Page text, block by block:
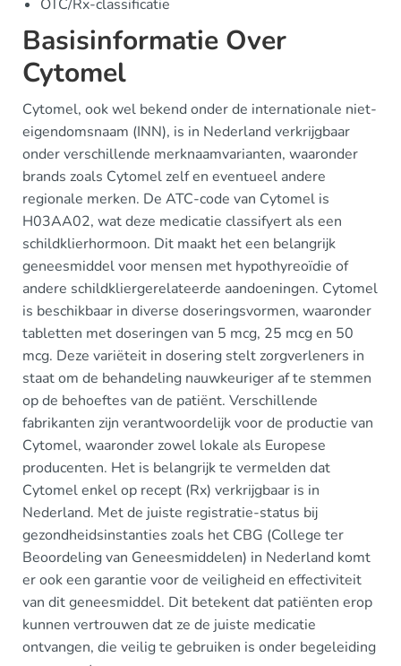
OTC/Rx-classificatie
Basisinformatie Over
Cytomel
Cytomel, ook wel bekend onder de internationale niet-
eigendomsnaam (INN), is in Nederland verkrijgbaar
onder verschillende merknaamvarianten, waaronder
brands zoals Cytomel zelf en eventueel andere
regionale merken. De ATC-code van Cytomel is
H03AA02, wat deze medicatie classifyert als een
schildklierhormoon. Dit maakt het een belangrijk
geneesmiddel voor mensen met hypothyreoïdie of
andere schildkliergerelateerde aandoeningen. Cytomel
is beschikbaar in diverse doseringsvormen, waaronder
tabletten met doseringen van 5 mcg, 25 mcg en 50
mcg. Deze variëteit in dosering stelt zorgverleners in
staat om de behandeling nauwkeuriger af te stemmen
op de behoeftes van de patiënt. Verschillende
fabrikanten zijn verantwoordelijk voor de productie van
Cytomel, waaronder zowel lokale als Europese
producenten. Het is belangrijk te vermelden dat
Cytomel enkel op recept (Rx) verkrijgbaar is in
Nederland. Met de juiste registratie-status bij
gezondheidsinstanties zoals het CBG (College ter
Beoordeling van Geneesmiddelen) in Nederland komt
er ook een garantie voor de veiligheid en effectiviteit
van dit geneesmiddel. Dit betekent dat patiënten erop
kunnen vertrouwen dat ze de juiste medicatie
ontvangen, die veilig te gebruiken is onder begeleiding